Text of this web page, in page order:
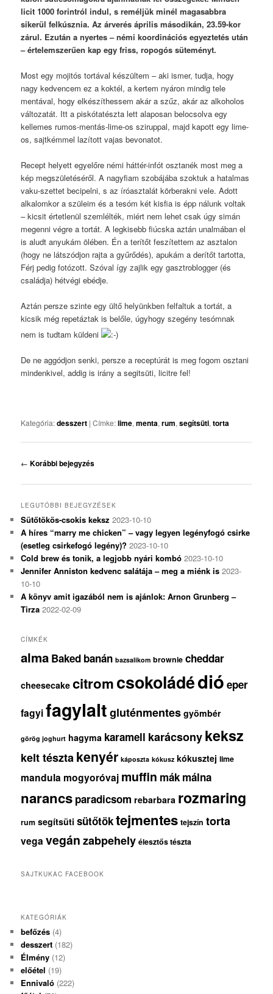
licit 1000 forintról indul, s reméljük minél magasabbra
sikerül felkúsznia. Az árverés április másodikán, 23.59-kor
zárul. Ezután a nyertes – némi koordinációs egyeztetés után
– értelemszerűen kap egy friss, ropogós süteményt.
Most egy mojitós tortával készültem – aki ismer, tudja, hogy
nagy kedvencem ez a koktél, a kertem nyáron mindig tele
mentával, hogy elkészíthessem akár a szűz, akár az alkoholos
változatát. Itt a piskótatészta lett alaposan belocsolva egy
kellemes rumos-mentás-lime-os sziruppal, majd kapott egy lime-
os, sajtkémmel lazított vajas bevonatot.
Recept helyett egyelőre némi háttér-infót osztanék most meg a
kép megszületéséről. A nagyfiam szobájába szoktuk a hatalmas
vaku-szettet becipelni, s az íróasztalát körberakni vele. Adott
alkalomkor a szüleim és a tesóm két kisfia is épp nálunk voltak
– kicsit értetlenül szemlélték, miért nem lehet csak úgy simán
megenni végre a tortát. A legkisebb fiúcska aztán unalmában el
is aludt anyukám ölében. Én a terítőt feszítettem az asztalon
(hogy ne látszódjon rajta a gyűrődés), apukám a derítőt tartotta,
Férj pedig fotózott. Szóval így zajlik egy gasztroblogger (és
családja) hétvégi ebédje.
Aztán persze szinte egy ültő helyünkben felfaltuk a tortát, a
kicsik még repetáztak is belőle, úgyhogy szegény tesómnak
nem is tudtam küldeni
De ne aggódjon senki, persze a receptúrát is meg fogom osztani
mindenkivel, addig is irány a segitsüti, licitre fel!
Kategória:desszert |Címke:lime,menta,rum,segítsüti,torta
Bejegyzés
← Korábbi bejegyzés
LEGUTÓBBI BEJEGYZÉSEK
Sütőtökös-csokis keksz 2023-10-10
A híres “marry me chicken” – vagy legyen legényfogó csirke
(esetleg csirkefogó legény)? 2023-10-10
Cold brew és tonik, a legjobb nyári kombó 2023-10-10
Jennifer Anniston kedvenc salátája – meg a miénk is 2023-
10-10
A könyv amit igazából nem is ajánlok: Arnon Grunberg –
Tirza 2022-02-09
CÍMKÉK
alma Baked banán bazsalikom brownie cheddar
cheesecake citromcsokoládédió eper
fagyifagylaltgluténmentes gyömbér
görög joghurt hagyma karamell karácsonykeksz
kelt tésztakenyér káposzta kókusz kókusztej lime
mandula mogyoróvaj muffin mák málna
narancs paradicsom rebarbara rozmaring
rum segítsüti sütőtöktejmentes tejszín torta
vega vegánzabpehely élesztős tészta
SAJTKUKAC FACEBOOK
KATEGÓRIÁK
befőzés (4)
desszert (182)
Élmény (12)
előétel (19)
Ennivaló (222)